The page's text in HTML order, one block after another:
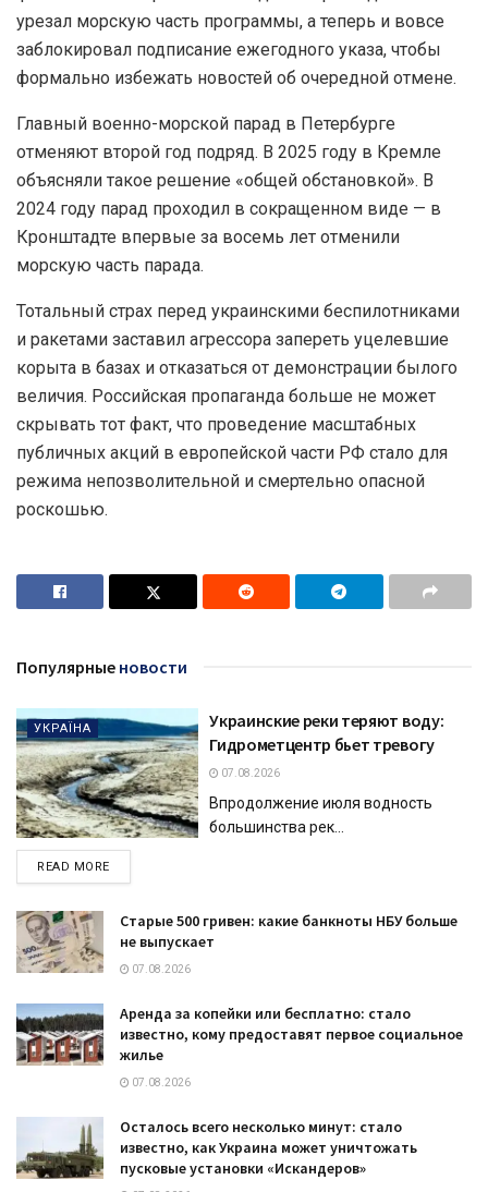
урезал морскую часть программы, а теперь и вовсе
заблокировал подписание ежегодного указа, чтобы
формально избежать новостей об очередной отмене.
Главный военно-морской парад в Петербурге
отменяют второй год подряд. В 2025 году в Кремле
объясняли такое решение «общей обстановкой». В
2024 году парад проходил в сокращенном виде — в
Кронштадте впервые за восемь лет отменили
морскую часть парада.
Тотальный страх перед украинскими беспилотниками
и ракетами заставил агрессора запереть уцелевшие
корыта в базах и отказаться от демонстрации былого
величия. Российская пропаганда больше не может
скрывать тот факт, что проведение масштабных
публичных акций в европейской части РФ стало для
режима непозволительной и смертельно опасной
роскошью.
Популярные новости
УКРАЇНА
Украинские реки теряют воду:
Гидрометцентр бьет тревогу
07.08.2026
Впродолжение июля водность
большинства рек...
READ MOREDETAILS
Старые 500 гривен: какие банкноты НБУ больше
не выпускает
07.08.2026
Аренда за копейки или бесплатно: стало
известно, кому предоставят первое социальное
жилье
07.08.2026
Осталось всего несколько минут: стало
известно, как Украина может уничтожать
пусковые установки «Искандеров»